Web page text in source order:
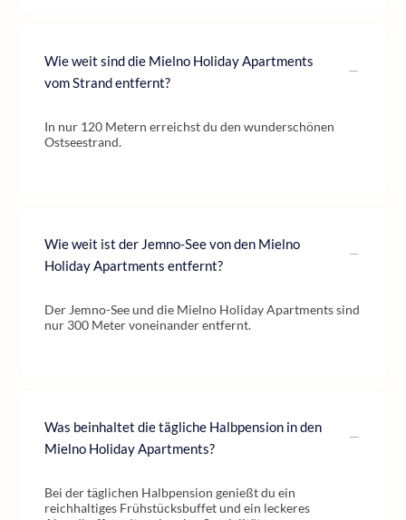
Wie weit sind die Mielno Holiday Apartments
vom Strand entfernt?
In nur 120 Metern erreichst du den wunderschönen
Ostseestrand.
Wie weit ist der Jemno-See von den Mielno
Holiday Apartments entfernt?
Der Jemno-See und die Mielno Holiday Apartments sind
nur 300 Meter voneinander entfernt.
Was beinhaltet die tägliche Halbpension in den
Mielno Holiday Apartments?
Bei der täglichen Halbpension genießt du ein
reichhaltiges Frühstücksbuffet und ein leckeres